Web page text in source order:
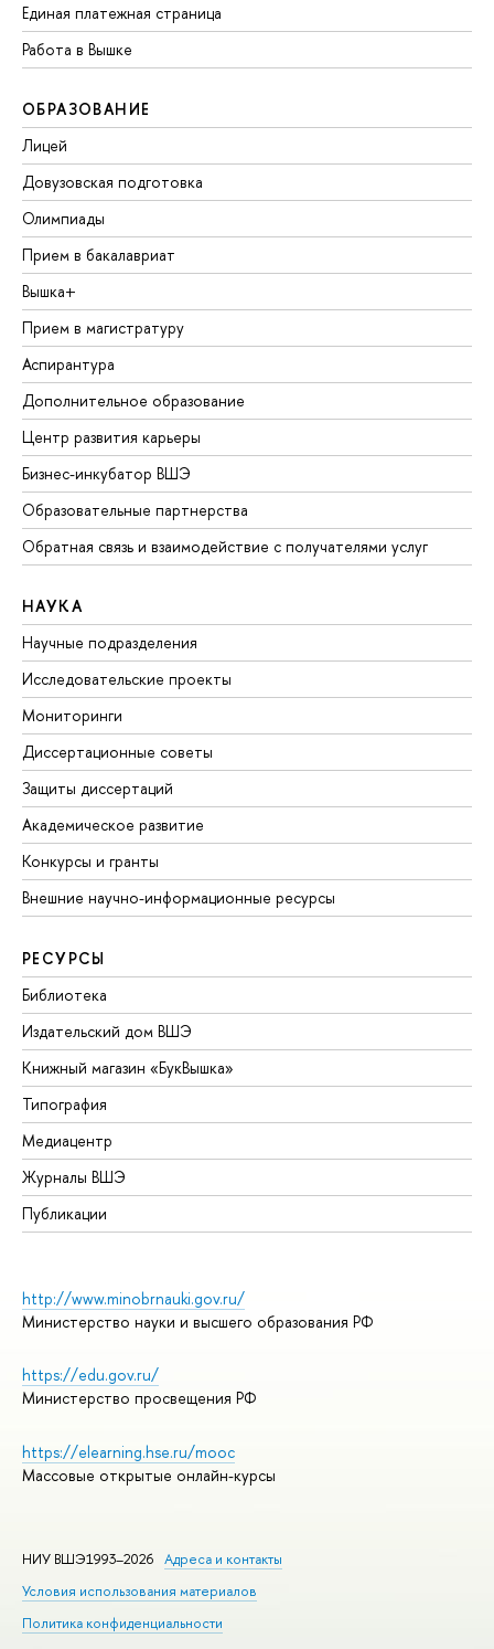
Единая платежная страница
Работа в Вышке
ОБРАЗОВАНИЕ
Лицей
Довузовская подготовка
Олимпиады
Прием в бакалавриат
Вышка+
Прием в магистратуру
Аспирантура
Дополнительное образование
Центр развития карьеры
Бизнес-инкубатор ВШЭ
Образовательные партнерства
Обратная связь и взаимодействие с получателями услуг
НАУКА
Научные подразделения
Исследовательские проекты
Мониторинги
Диссертационные советы
Защиты диссертаций
Академическое развитие
Конкурсы и гранты
Внешние научно-информационные ресурсы
РЕСУРСЫ
Библиотека
Издательский дом ВШЭ
Книжный магазин «БукВышка»
Типография
Медиацентр
Журналы ВШЭ
Публикации
http://www.minobrnauki.gov.ru/
Министерство науки и высшего образования РФ
https://edu.gov.ru/
Министерство просвещения РФ
https://elearning.hse.ru/mooc
Массовые открытые онлайн-курсы
НИУ ВШЭ1993–2026 Адреса и контакты
Условия использования материалов
Политика конфиденциальности